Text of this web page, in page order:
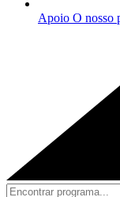
Apoio O nosso